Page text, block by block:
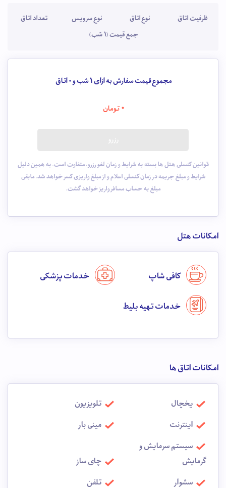
ظرفیت اتاق نوع اتاق نوع سرویس
تعداد اتاق
جمع قیمت (1 شب)
مجموع قیمت سفارش به ازای 1 شب و 0اتاق
0تومان
قوانین کنسلی هتل ها بسته به شرایط و زمان لغو رزرو، متفاوت است. به همین دلیل
شرایط و مبلغ جریمه در زمان کنسلی اعلام و از مبلغ واریزی کسر خواهد شد. مابقی
مبلغ به حساب مسافر واریز خواهد گشت.
امکانات هتل
کافی شاپ خدمات پزشکی
خدمات تهیه بلیط
امکانات اتاق ها
یخچال
تلویزیون
اینترنت
مینی بار
سیستم سرمایش و
گرمایش
چای ساز
سشوار
تلفن